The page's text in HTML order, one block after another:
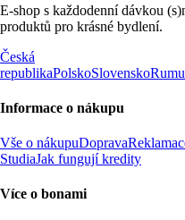
E-shop s každodenní dávkou
produktů pro krásné bydlení.
Česká
republikaPolskoSlovensko
Informace o nákupu
Vše o nákupuDoprava
StudiaJak fungují kredity
Více o bonami